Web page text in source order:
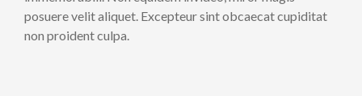
posuere velit aliquet. Excepteur sint obcaecat cupiditat
non proident culpa.